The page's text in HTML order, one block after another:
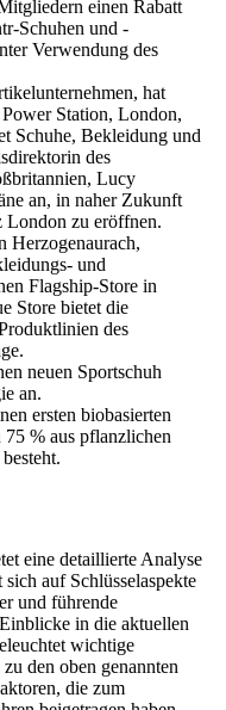
einen Rabatt
Schuhen und -
Verwendung des
hat
Station, London,
Schuhe, Bekleidung und
des
Lucy
an, in naher Zukunft
London zu eröffnen.
Herzogenaurach,
und
Flagship-Store in
Store bietet die
des
neuen Sportschuh
an.
ersten biobasierten
% aus pflanzlichen
eine detaillierte Analyse
auf Schlüsselaspekte
und führende
in die aktuellen
wichtige
den oben genannten
die zum